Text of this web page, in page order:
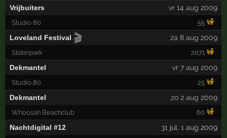
Vrijbuiters vr 14 aug 2009
Studio 80 55
Loveland Festival 🎬 za 8 aug 2009
Sloterpark 2071
Dekmantel vr 7 aug 2009
Studio 80 25
Dekmantel zo 2 aug 2009
Whoosah Beachclub 60
Nachtdigital #12 31jul, 1aug 2009